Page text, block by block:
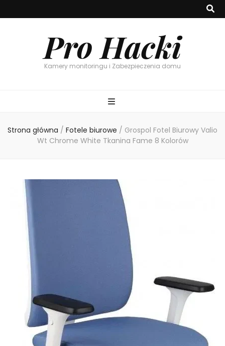
Pro Hacki
Kamery monitoringu i Zabezpieczenia domu
Strona główna / Fotele biurowe / Grospol Fotel Biurowy Valio
Wt Chrome White Tkanina Fame 8 Kolorów